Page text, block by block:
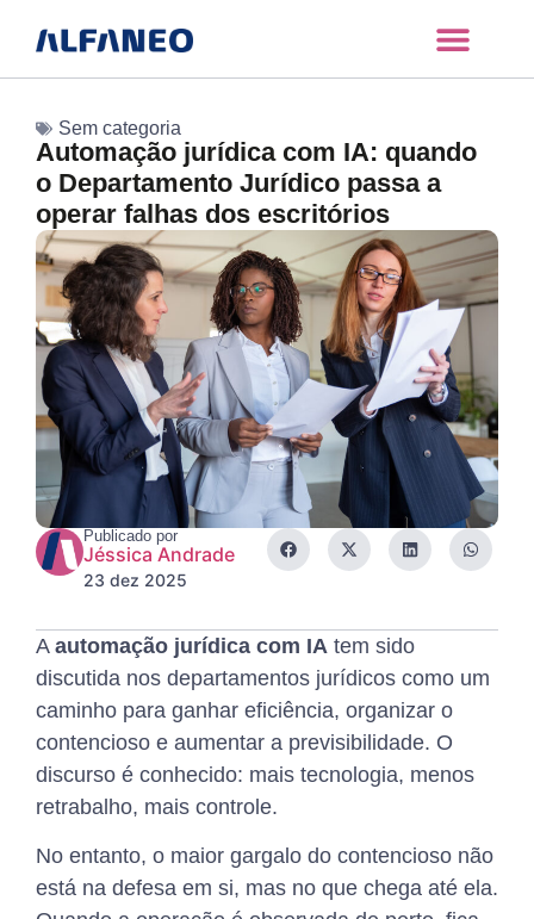
Sem categoria
Automação jurídica com IA: quando
o Departamento Jurídico passa a
operar falhas dos escritórios
Publicado por
Jéssica Andrade
23 dez 2025
A automação jurídica com IA tem sido
discutida nos departamentos jurídicos como um
caminho para ganhar eficiência, organizar o
contencioso e aumentar a previsibilidade. O
discurso é conhecido: mais tecnologia, menos
retrabalho, mais controle.
No entanto, o maior gargalo do contencioso não
está na defesa em si, mas no que chega até ela.